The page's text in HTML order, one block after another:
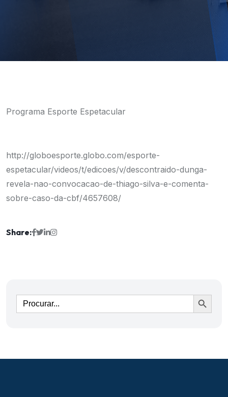
Programa Esporte Espetacular
http://globoesporte.globo.com/esporte-
espetacular/videos/t/edicoes/v/descontraido-dunga-
revela-nao-convocacao-de-thiago-silva-e-comenta-
sobre-caso-da-cbf/4657608/
Share:
Ir